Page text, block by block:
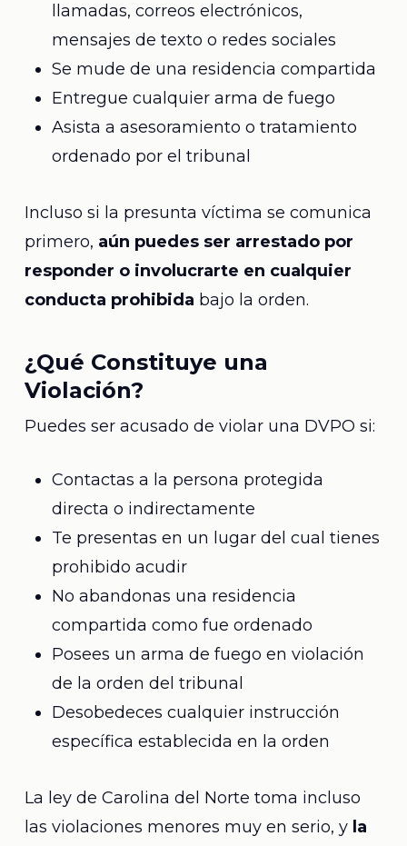
llamadas, correos electrónicos,
mensajes de texto o redes sociales
Se mude de una residencia compartida
Entregue cualquier arma de fuego
Asista a asesoramiento o tratamiento
ordenado por el tribunal
Incluso si la presunta víctima se comunica
primero, aún puedes ser arrestado por
responder o involucrarte en cualquier
conducta prohibida bajo la orden.
¿Qué Constituye una
Violación?
Puedes ser acusado de violar una DVPO si:
Contactas a la persona protegida
directa o indirectamente
Te presentas en un lugar del cual tienes
prohibido acudir
No abandonas una residencia
compartida como fue ordenado
Posees un arma de fuego en violación
de la orden del tribunal
Desobedeces cualquier instrucción
específica establecida en la orden
La ley de Carolina del Norte toma incluso
las violaciones menores muy en serio, y la